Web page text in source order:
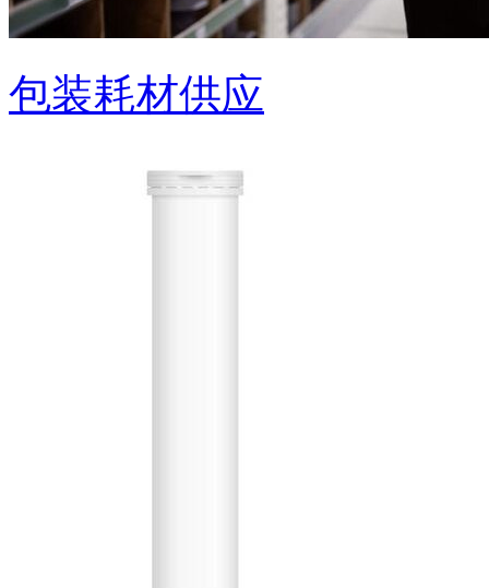
包装耗材供应